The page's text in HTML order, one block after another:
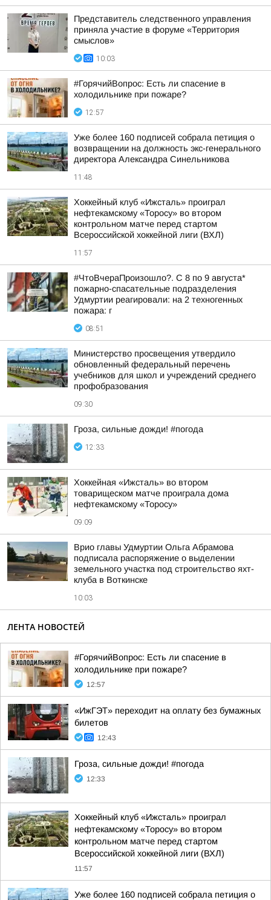
Представитель следственного управления
приняла участие в форуме «Территория
смыслов»
10:03
#ГорячийВопрос: Есть ли спасение в
холодильнике при пожаре?
12:57
Уже более 160 подписей собрала петиция о
возвращении на должность экс-генерального
директора Александра Синельникова
11:48
Хоккейный клуб «Ижсталь» проиграл
нефтекамскому «Торосу» во втором
контрольном матче перед стартом
Всероссийской хоккейной лиги (ВХЛ)
11:57
#ЧтоВчераПроизошло?. С 8 по 9 августа*
пожарно-спасательные подразделения
Удмуртии реагировали: на 2 техногенных
пожара: г
08:51
Министерство просвещения утвердило
обновленный федеральный перечень
учебников для школ и учреждений среднего
профобразования
09:30
Гроза, сильные дожди! #погода
12:33
Хоккейная «Ижсталь» во втором
товарищеском матче проиграла дома
нефтекамскому «Торосу»
09:09
Врио главы Удмуртии Ольга Абрамова
подписала распоряжение о выделении
земельного участка под строительство яхт-
клуба в Воткинске
10:03
ЛЕНТА НОВОСТЕЙ
#ГорячийВопрос: Есть ли спасение в
холодильнике при пожаре?
12:57
«ИжГЭТ» переходит на оплату без бумажных
билетов
12:43
Гроза, сильные дожди! #погода
12:33
Хоккейный клуб «Ижсталь» проиграл
нефтекамскому «Торосу» во втором
контрольном матче перед стартом
Всероссийской хоккейной лиги (ВХЛ)
11:57
Уже более 160 подписей собрала петиция о